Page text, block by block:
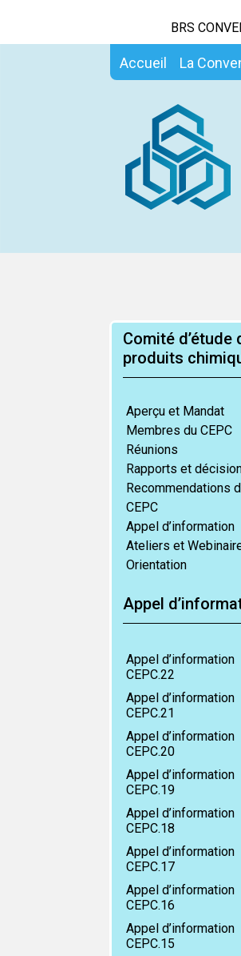
BRS
Accueil La
Comité d’étude
produits
Aperçu et Mandat
Membres du CEPC
Réunions
Rapports et
Recommendations
CEPC
Appel d’information
Ateliers et
Orientation
Appel
Appel d’information
CEPC.22
Appel d’information
CEPC.21
Appel d’information
CEPC.20
Appel d’information
CEPC.19
Appel d’information
CEPC.18
Appel d’information
CEPC.17
Appel d’information
CEPC.16
Appel d’information
CEPC.15